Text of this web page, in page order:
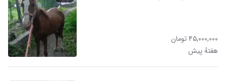
۴۵,۰۰۰,۰۰۰ تومان
هفتهٔ پیش